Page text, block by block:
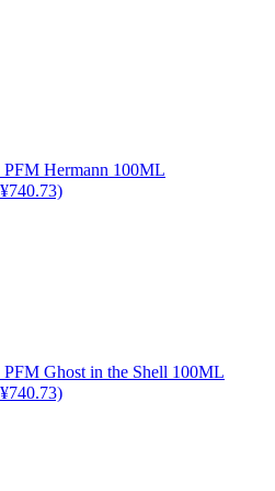
Hermann 100ML
Ghost in the Shell 100ML